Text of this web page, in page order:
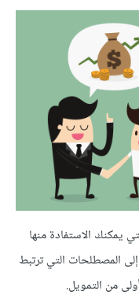
يمكنك الاستفادة منها
المصطلحات التي ترتبط
من التمويل.